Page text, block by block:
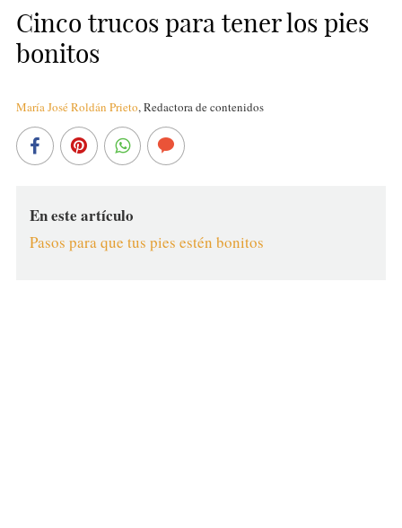
Cinco trucos para tener los pies
bonitos
María José Roldán Prieto,Redactora de contenidos
En este artículo
Pasos para que tus pies estén bonitos